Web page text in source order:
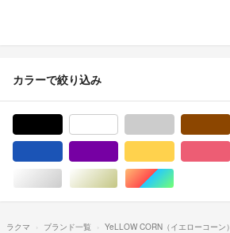
カラーで絞り込み
シルバー/銀色系ゴールド/金色系マルチカラー
ラクマ ブランド一覧 YeLLOW CORN（イエローコーン）